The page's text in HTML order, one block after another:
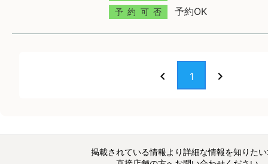
予約可否 予約OK
chevron_left 1 chevron_right
掲載されている情報より詳細な情報を知りた